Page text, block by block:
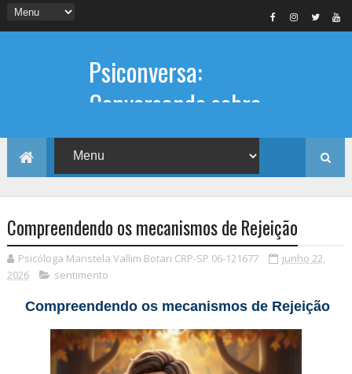
Psiconversa:
Conversando sobre
Psicologia
Informações sobre: Psicóloga,
Psicoterapia, terapia de casal, terapia
individual, Psicóloga online e presencial,
Compreendendo os mecanismos de Rejeição
Psicóloga Maristela Vallim Botari CRP-SP 06-121677
junho 22,
2026
sentimento
Compreendendo os mecanismos de Rejeição